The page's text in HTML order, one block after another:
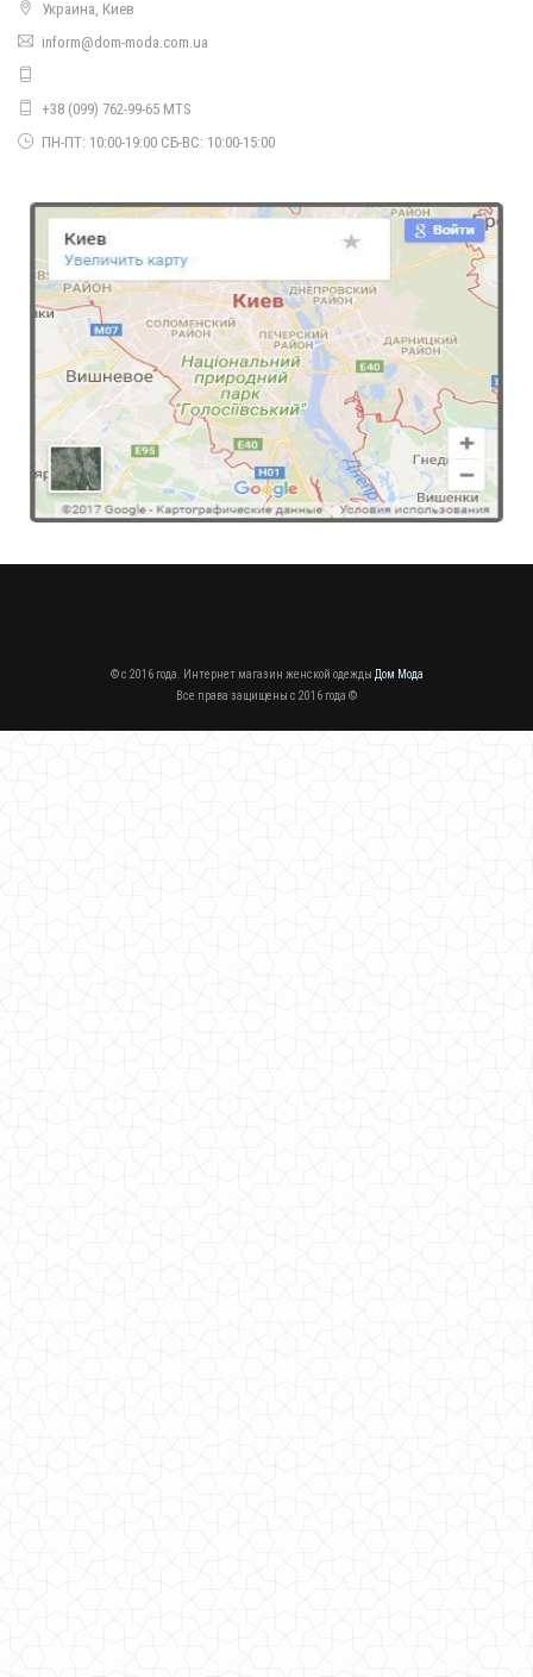
Длинное вечернее платье в пол с декольте
Женское однотонное вечернее платье "Длинное"
620.00грн.
1350.00грн. 1000.00грн.
Длинное вечернее платье с открытой спиной "Стразы"
380.00грн.
Длинное вечернее платье с камнями
Вечернее шикарное длинное платье "Вена -2017"
Украина, Киев
inform@dom-moda.com.ua
+38 (099) 762-99-65 MTS
ПН-ПТ: 10:00-19:00 СБ-ВС: 10:00-15:00
© c 2016 года. Интернет магазин женской одежды Дом Мода
Все права защищены c 2016 года ©